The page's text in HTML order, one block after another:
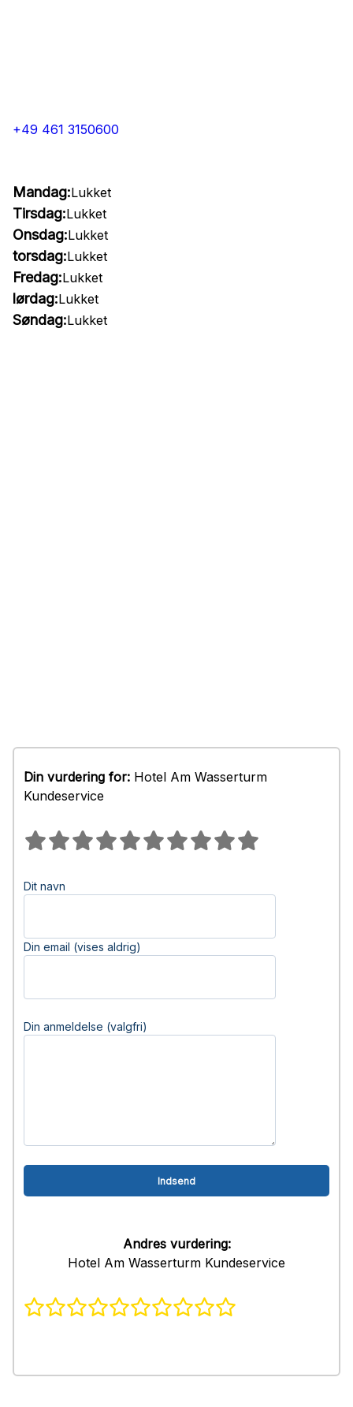
+49 461 3150600
Mandag:Lukket
Tirsdag:Lukket
Onsdag:Lukket
torsdag:Lukket
Fredag:Lukket
lørdag:Lukket
Søndag:Lukket
Din vurdering for: Hotel Am Wasserturm
Kundeservice
Dit navn
Din email (vises aldrig)
Din anmeldelse (valgfri)
Andres vurdering:
Hotel Am Wasserturm Kundeservice